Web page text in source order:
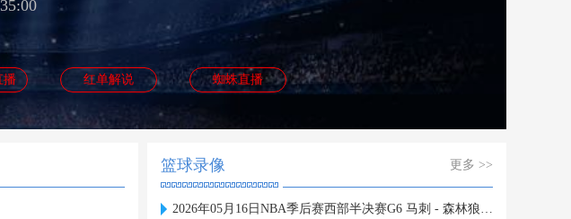
播 红单解说 蜘蛛直播
篮球录像 更多 >>
2026年05月16日NBA季后赛西部半决赛G6 马刺 - 森林狼 全场录像